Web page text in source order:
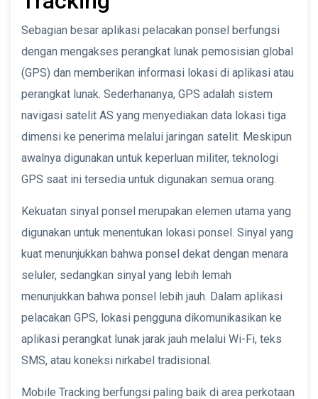
Sebagian besar aplikasi pelacakan ponsel berfungsi
dengan mengakses perangkat lunak pemosisian global
(GPS) dan memberikan informasi lokasi di aplikasi atau
perangkat lunak. Sederhananya, GPS adalah sistem
navigasi satelit AS yang menyediakan data lokasi tiga
dimensi ke penerima melalui jaringan satelit. Meskipun
awalnya digunakan untuk keperluan militer, teknologi
GPS saat ini tersedia untuk digunakan semua orang.
Kekuatan sinyal ponsel merupakan elemen utama yang
digunakan untuk menentukan lokasi ponsel. Sinyal yang
kuat menunjukkan bahwa ponsel dekat dengan menara
seluler, sedangkan sinyal yang lebih lemah
menunjukkan bahwa ponsel lebih jauh. Dalam aplikasi
pelacakan GPS, lokasi pengguna dikomunikasikan ke
aplikasi perangkat lunak jarak jauh melalui Wi-Fi, teks
SMS, atau koneksi nirkabel tradisional.
Mobile Tracking berfungsi paling baik di area perkotaan